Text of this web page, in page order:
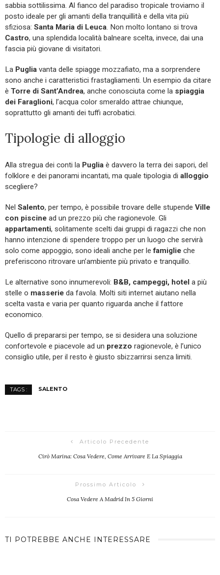
sabbia sottilissima. Al fianco del paradiso tropicale troviamo il
posto ideale per gli amanti della tranquillità e della vita più
sfiziosa: Santa Maria di Leuca. Non molto lontano si trova
Castro, una splendida località balneare scelta, invece, dai una
fascia più giovane di visitatori.
La Puglia vanta delle spiagge mozzafiato, ma a sorprendere
sono anche i caratteristici frastagliamenti. Un esempio da citare
è Torre di Sant’Andrea, anche conosciuta come la spiaggia
dei Faraglioni, l’acqua color smeraldo attrae chiunque,
soprattutto gli amanti dei tuffi acrobatici.
Tipologie di alloggio
Alla stregua dei conti la Puglia è davvero la terra dei sapori, del
folklore e dei panorami incantati, ma quale tipologia di alloggio
scegliere?
Nel Salento, per tempo, è possibile trovare delle stupende Ville
con piscine ad un prezzo più che ragionevole. Gli
appartamenti, solitamente scelti dai gruppi di ragazzi che non
hanno intenzione di spendere troppo per un luogo che servirà
solo come appoggio, sono ideali anche per lefamiglie che
preferiscono ritrovare un’ambiente più privato e tranquillo.
Le alternative sono innumerevoli: B&B, campeggi, hotel a più
stelle o masserie da favola. Molti siti internet aiutano nella
scelta vasta e varia per quanto riguarda anche il fattore
economico.
Quello di prepararsi per tempo, se si desidera una soluzione
confortevole e piacevole ad un prezzo ragionevole, è l’unico
consiglio utile, per il resto è giusto sbizzarrirsi senza limiti.
TAGS : SALENTO
Articolo Precedente
Cirò Marina: Cosa Vedere, Come Arrivare E La Spiaggia
Prossimo Articolo
Cosa Vedere A Madrid In 5 Giorni
TI POTREBBE ANCHE INTERESSARE